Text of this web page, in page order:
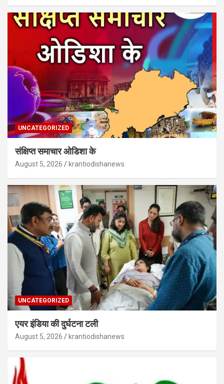
UNCATEGORIZED
संक्षिप्त समाचार ओडिशा के
August 5, 2026 krantiodishanews
UNCATEGORIZED
एयर इंडिया की दुर्घटना टली
August 5, 2026 krantiodishanews